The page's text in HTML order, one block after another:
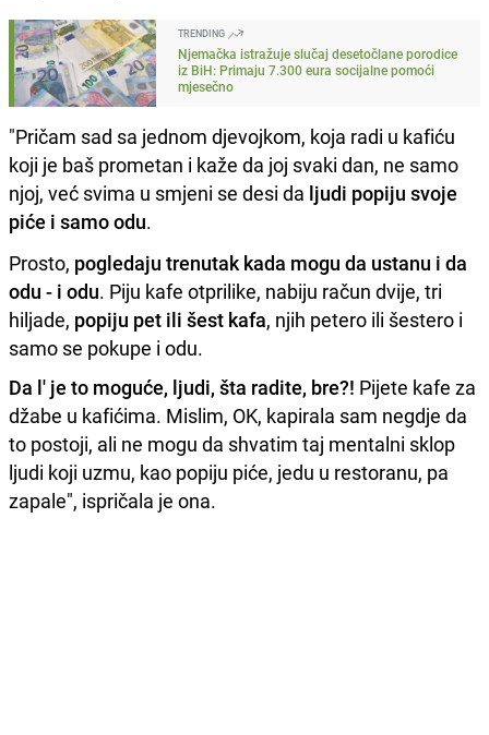
TRENDING
Njemačka istražuje slučaj desetočlane porodice
iz BiH: Primaju 7.300 eura socijalne pomoći
mjesečno
"Pričam sad sa jednom djevojkom, koja radi u kafiću
koji je baš prometan i kaže da joj svaki dan, ne samo
njoj, već svima u smjeni se desi da ljudi popiju svoje
piće i samo odu.
Prosto, pogledaju trenutak kada mogu da ustanu i da
odu - i odu. Piju kafe otprilike, nabiju račun dvije, tri
hiljade, popiju pet ili šest kafa, njih petero ili šestero i
samo se pokupe i odu.
Da l' je to moguće, ljudi, šta radite, bre?! Pijete kafe za
džabe u kafićima. Mislim, OK, kapirala sam negdje da
to postoji, ali ne mogu da shvatim taj mentalni sklop
ljudi koji uzmu, kao popiju piće, jedu u restoranu, pa
zapale", ispričala je ona.